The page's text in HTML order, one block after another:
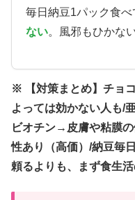
毎日納豆1パック食
ない。風邪もひかな
※ 【対策まとめ】チョ
よっては効かない人も/
ビオチン→皮膚や粘膜
性あり（高価）/納豆毎
頼るよりも、まず食生